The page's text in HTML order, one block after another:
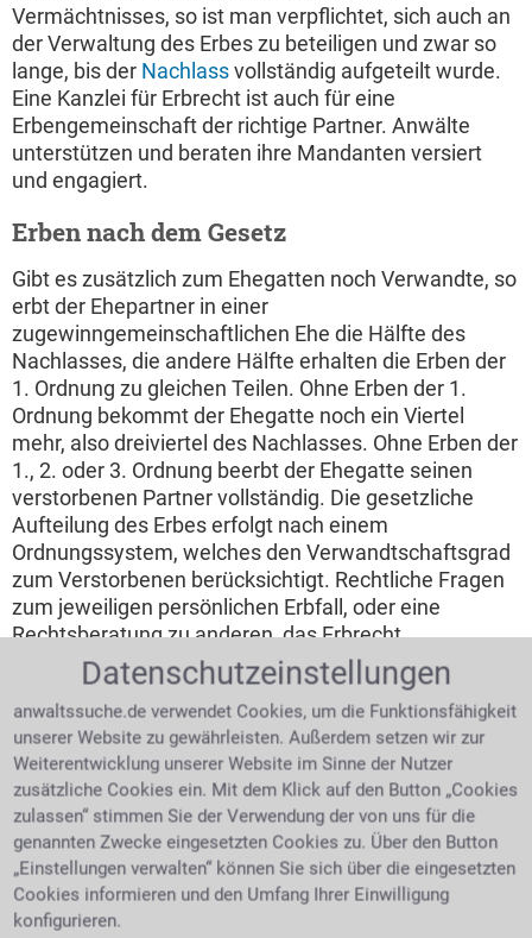
Vermächtnisses, so ist man verpflichtet, sich auch an
der Verwaltung des Erbes zu beteiligen und zwar so
lange, bis der Nachlassvollständig aufgeteilt wurde.
Eine Kanzlei für Erbrecht ist auch für eine
Erbengemeinschaft der richtige Partner. Anwälte
unterstützen und beraten ihre Mandanten versiert
und engagiert.
Erben nach dem Gesetz
Gibt es zusätzlich zum Ehegatten noch Verwandte, so
erbt der Ehepartner in einer
zugewinngemeinschaftlichen Ehe die Hälfte des
Nachlasses, die andere Hälfte erhalten die Erben der
1. Ordnung zu gleichen Teilen. Ohne Erben der 1.
Ordnung bekommt der Ehegatte noch ein Viertel
mehr, also dreiviertel des Nachlasses. Ohne Erben der
1., 2. oder 3. Ordnung beerbt der Ehegatte seinen
verstorbenen Partner vollständig. Die gesetzliche
Aufteilung des Erbes erfolgt nach einem
Ordnungssystem, welches den Verwandtschaftsgrad
zum Verstorbenen berücksichtigt. Rechtliche Fragen
zum jeweiligen persönlichen Erbfall, oder eine
Rechtsberatung zu anderen, das Erbrecht
betreffenden, Themen kann man sich von einem
Rechtsanwalt für Erbrecht beantworten lassen.
Der Erbe 1. Ordnung
Als erstes werden die Kinder des Verstorbenen
berücksichtigt. Lebt das Kind des Erblassers im Erbfall
noch, erben seine Enkel und Urenkel nichts. Auch
nichteheliche Kinder, anerkannt oder nicht, sind zu
genau gleichen Teilen erbberechtigt wie anerkannte,
eheliche Kinder, wenn sie den Nachweis der
Datenschutzeinstellungen
anwaltssuche.de verwendet Cookies, um die Funktionsfähigkeit
unserer Website zu gewährleisten. Außerdem setzen wir zur
Weiterentwicklung unserer Website im Sinne der Nutzer
zusätzliche Cookies ein. Mit dem Klick auf den Button „Cookies
zulassen“ stimmen Sie der Verwendung der von uns für die
genannten Zwecke eingesetzten Cookies zu. Über den Button
„Einstellungen verwalten“ können Sie sich über die eingesetzten
Cookies informieren und den Umfang Ihrer Einwilligung
konfigurieren.